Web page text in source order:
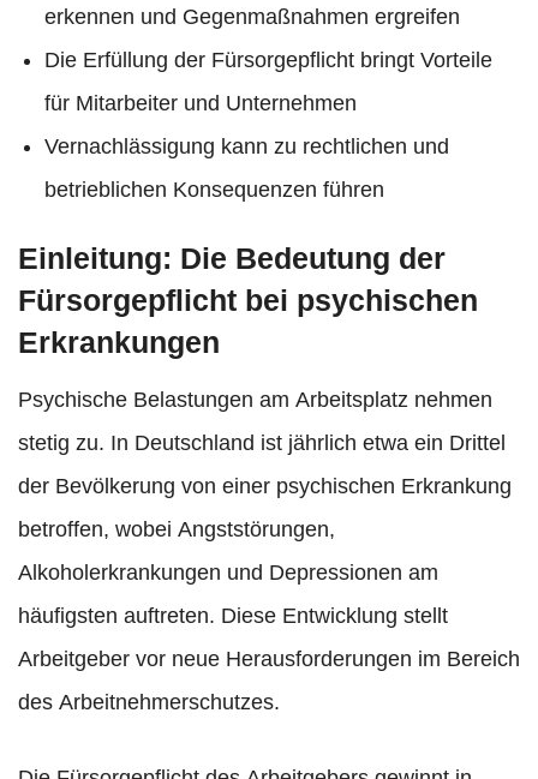
erkennen und Gegenmaßnahmen ergreifen
Die Erfüllung der Fürsorgepflicht bringt Vorteile
für Mitarbeiter und Unternehmen
Vernachlässigung kann zu rechtlichen und
betrieblichen Konsequenzen führen
Einleitung: Die Bedeutung der
Fürsorgepflicht bei psychischen
Erkrankungen
Psychische Belastungen am Arbeitsplatz nehmen
stetig zu. In Deutschland ist jährlich etwa ein Drittel
der Bevölkerung von einer psychischen Erkrankung
betroffen, wobei Angststörungen,
Alkoholerkrankungen und Depressionen am
häufigsten auftreten. Diese Entwicklung stellt
Arbeitgeber vor neue Herausforderungen im Bereich
des Arbeitnehmerschutzes.